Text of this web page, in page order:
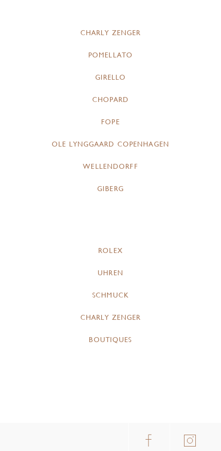
CHARLY ZENGER
POMELLATO
GIRELLO
CHOPARD
FOPE
OLE LYNGGAARD COPENHAGEN
WELLENDORFF
GIBERG
ROLEX
UHREN
SCHMUCK
CHARLY ZENGER
BOUTIQUES